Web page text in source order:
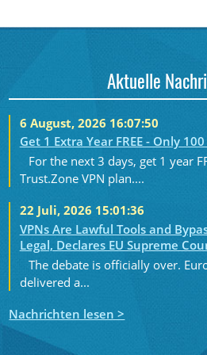
Aktuelle
6 August, 2026 16:07:50
Get 1 Extra Year FREE - Only
For the next 3 days, get 1 year
Trust.Zone VPN plan....
22 Juli, 2026 15:01:36
VPNs Are Lawful Tools and
Legal, Declares EU Supreme
The debate is officially over.
delivered a...
Nachrichten lesen >